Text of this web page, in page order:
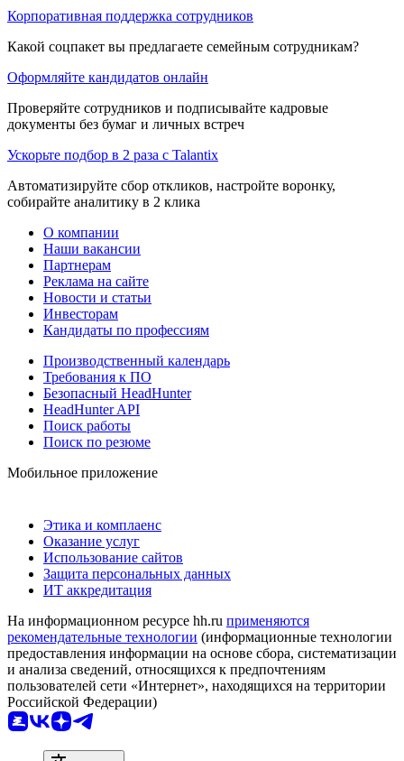
Корпоративная поддержка сотрудников
Какой соцпакет вы предлагаете семейным сотрудникам?
Оформляйте кандидатов онлайн
Проверяйте сотрудников и подписывайте кадровые
документы без бумаг и личных встреч
Ускорьте подбор в 2 раза с Talantix
Автоматизируйте сбор откликов, настройте воронку,
собирайте аналитику в 2 клика
О компании
Наши вакансии
Партнерам
Реклама на сайте
Новости и статьи
Инвесторам
Кандидаты по профессиям
Производственный календарь
Требования к ПО
Безопасный HeadHunter
HeadHunter API
Поиск работы
Поиск по резюме
Мобильное приложение
Этика и комплаенс
Оказание услуг
Использование сайтов
Защита персональных данных
ИТ аккредитация
На информационном ресурсе hh.ru применяются
рекомендательные технологии (информационные технологии
предоставления информации на основе сбора, систематизации
и анализа сведений, относящихся к предпочтениям
пользователей сети «Интернет», находящихся на территории
Российской Федерации)